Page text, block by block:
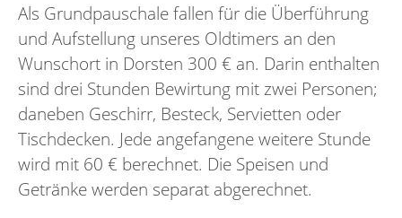
Als Grundpauschale fallen für die Überführung
und Aufstellung unseres Oldtimers an den
Wunschort in Dorsten 300 € an. Darin enthalten
sind drei Stunden Bewirtung mit zwei Personen;
daneben Geschirr, Besteck, Servietten oder
Tischdecken. Jede angefangene weitere Stunde
wird mit 60 € berechnet. Die Speisen und
Getränke werden separat abgerechnet.